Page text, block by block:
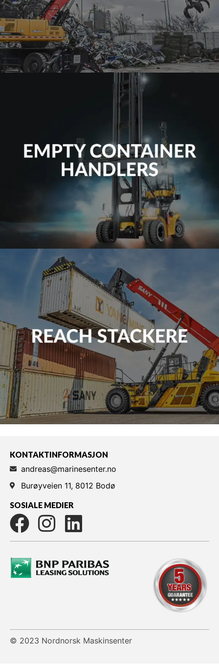
KONTAKTINFORMASJON
andreas@marinesenter.no
Burøyveien 11, 8012 Bodø
SOSIALE MEDIER
© 2023 Nordnorsk Maskinsenter